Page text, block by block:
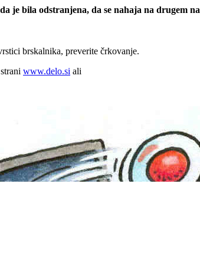
je bila odstranjena, da se nahaja na drugem
brskalnika, preverite črkovanje.
www.delo.si ali